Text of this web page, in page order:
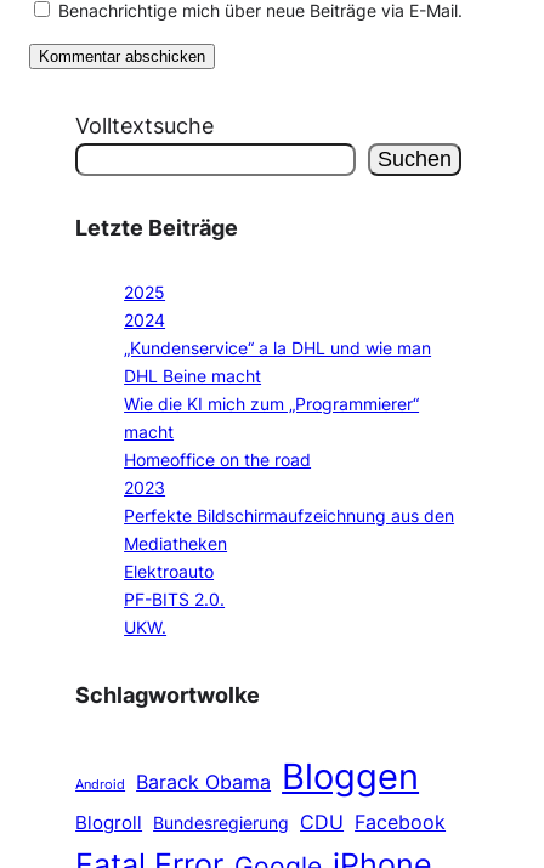
Benachrichtige mich über neue Beiträge via E-Mail.
Volltextsuche
Suchen
Letzte Beiträge
2025
2024
„Kundenservice“ a la DHL und wie man
DHL Beine macht
Wie die KI mich zum „Programmierer“
macht
Homeoffice on the road
2023
Perfekte Bildschirmaufzeichnung aus den
Mediatheken
Elektroauto
PF-BITS 2.0.
UKW.
Schlagwortwolke
Android Barack Obama Bloggen
Blogroll Bundesregierung CDU Facebook